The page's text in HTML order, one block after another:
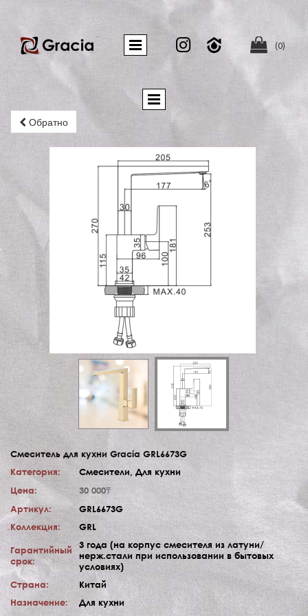
  (0)
Обратно
Смеситель для кухни Gracia GRL6673G
Категория:
Смесители, Для кухни
Цена:
30 000₸
Артикул:
GRL6673G
Коллекция:
GRL
Гарантийный
срок:
3 года (на корпус смесителя из латуни/
нерж.стали при использовании в бытовых
условиях)
Страна:
Китай
Назначение:
Для кухни